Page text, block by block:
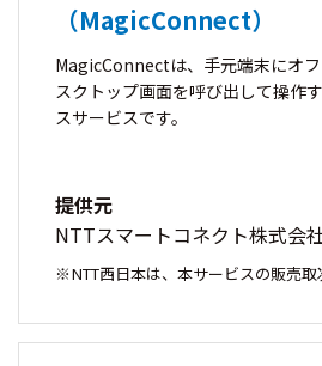
（MagicConnect）
MagicConnectは、手元端末にオ
スクトップ画面を呼び出して操作
スサービスです。
提供元
NTTスマートコネクト株式会
NTT西日本は、本サービスの販売取